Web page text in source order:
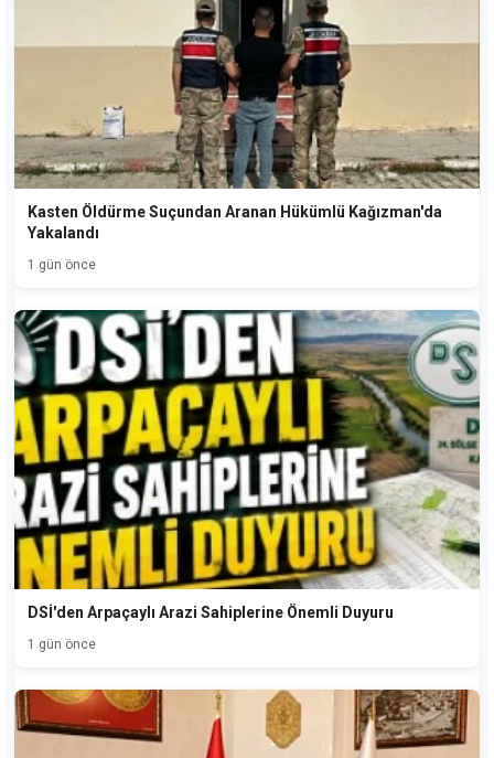
Kasten Öldürme Suçundan Aranan Hükümlü Kağızman'da
Yakalandı
1 gün önce
DSİ'den Arpaçaylı Arazi Sahiplerine Önemli Duyuru
1 gün önce